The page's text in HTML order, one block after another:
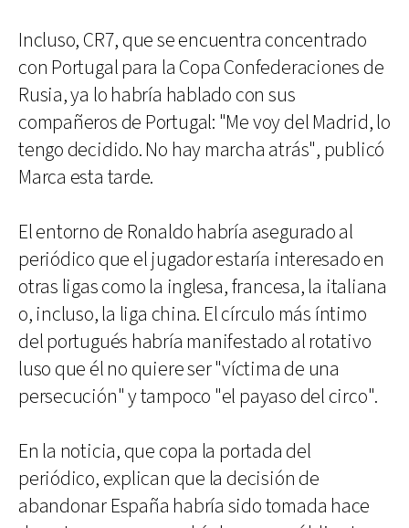
Incluso, CR7, que se encuentra concentrado
con Portugal para la Copa Confederaciones de
Rusia, ya lo habría hablado con sus
compañeros de Portugal: "Me voy del Madrid, lo
tengo decidido. No hay marcha atrás", publicó
Marca esta tarde.
El entorno de Ronaldo habría asegurado al
periódico que el jugador estaría interesado en
otras ligas como la inglesa, francesa, la italiana
o, incluso, la liga china. El círculo más íntimo
del portugués habría manifestado al rotativo
luso que él no quiere ser "víctima de una
persecución" y tampoco "el payaso del circo".
En la noticia, que copa la portada del
periódico, explican que la decisión de
abandonar España habría sido tomada hace